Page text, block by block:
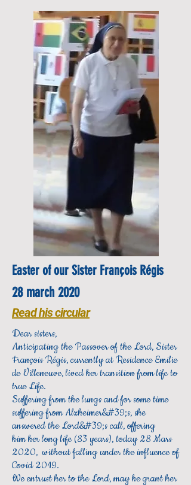
Easter of our Sister François Régis
28 march 2020
Read his circular
Dear sisters,
Anticipating the Passover of the Lord, Sister
François Régis, currently at Residence Emilie
de Villeneuve, lived her transition from life to
true Life.
Suffering from the lungs and for some time
suffering from Alzheimer&#39;s, she
answered the Lord&#39;s call, offering
him her long life (83 years), today 28 Mars
2020, without falling under the influence of
Covid 2019.
We entrust her to the Lord, may he grant her